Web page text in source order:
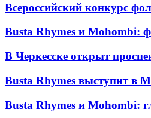
Всероссийский конкурс
Busta Rhymes и Mohombi:
В Черкесске открыт
Busta Rhymes выступит в
Busta Rhymes и Mohombi: